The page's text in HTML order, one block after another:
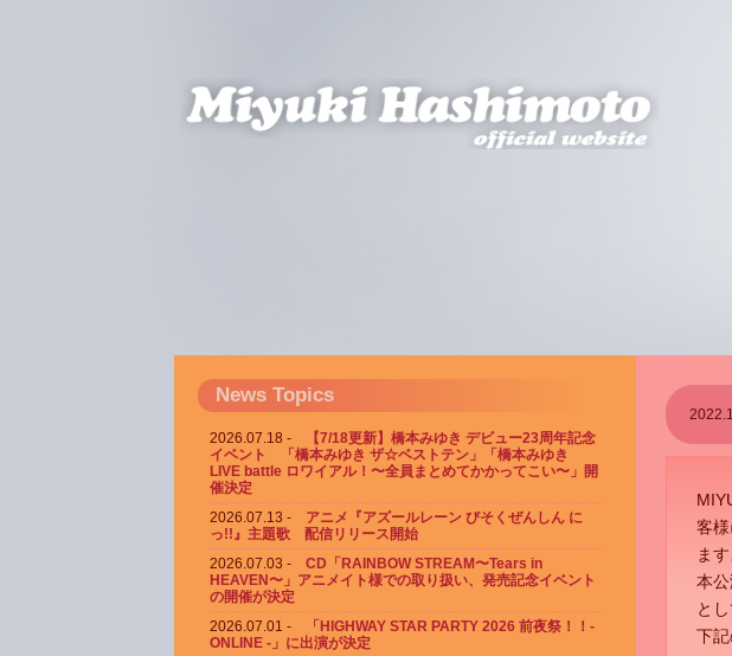
客
ま
本
と
下
News Topics
2026.07.18
【7/18更新】橋本みゆき デビュー23周年記念
イベント 「橋本みゆき ザ☆ベストテン」「橋本みゆき
LIVE battle ロワイアル！〜全員まとめてかかってこい〜」開
催決定
2026.07.13
アニメ『アズールレーン びそくぜんしん に
っ!!』主題歌 配信リリース開始
2026.07.03
CD「RAINBOW STREAM〜Tears in
HEAVEN〜」アニメイト様での取り扱い、発売記念イベント
の開催が決定
2026.07.01
「HIGHWAY STAR PARTY 2026 前夜祭！！-
ONLINE -」に出演が決定